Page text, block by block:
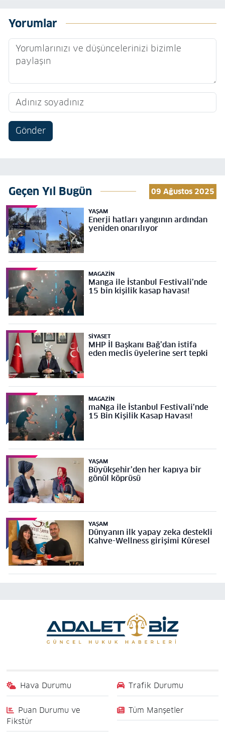
Yorumlar
Gönder
Geçen Yıl Bugün 09 Ağustos 2025
YAŞAM
Enerji hatları yangının ardından
yeniden onarılıyor
MAGAZIN
Manga ile İstanbul Festivali’nde
15 bin kişilik kasap havası!
SIYASET
MHP İl Başkanı Bağ’dan istifa
eden meclis üyelerine sert tepki
MAGAZIN
maNga ile İstanbul Festivali’nde
15 Bin Kişilik Kasap Havası!
YAŞAM
Büyükşehir’den her kapıya bir
gönül köprüsü
YAŞAM
Dünyanın ilk yapay zeka destekli
Kahve-Wellness girişimi Küresel
Hava Durumu Trafik Durumu
Puan Durumu ve
Fikstür
Tüm Manşetler